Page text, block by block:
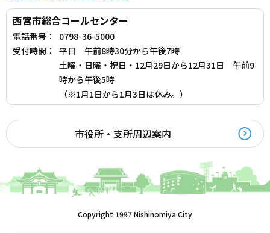
西宮市総合コールセンター
電話番号：
0798-36-5000
受付時間：
平日 午前8時30分から午後7時
土曜・日曜・祝日・12月29日から12月31日 午前9
時から午後5時
（※1月1日から1月3日は休み。）
市役所・支所周辺案内
Copyright 1997 Nishinomiya City